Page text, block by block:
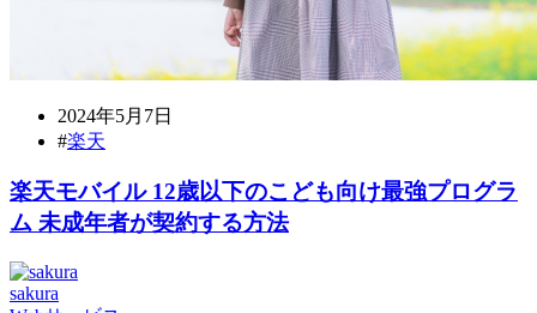
2024年5月7日
#楽天
楽天モバイル 12歳以下のこども向け最強プログラ
ム 未成年者が契約する方法
sakura